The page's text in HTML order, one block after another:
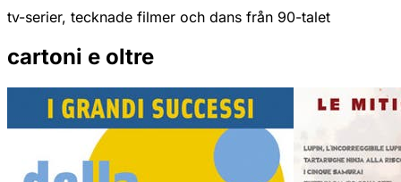
tv-serier, tecknade filmer och dans från 90-talet
cartoni e oltre